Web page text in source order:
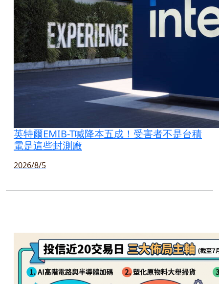
英特爾EMIB-T喊降本五成！受害者不是台積
電是這些封測廠
2026/8/5